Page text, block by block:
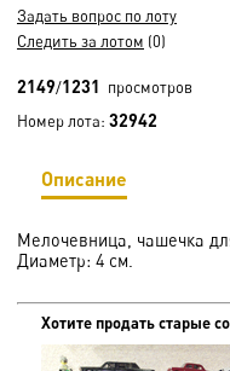
Задать вопрос по лоту
Следить за лотом (0)
2149/1231 просмотров
Номер лота: 32942
Описание
Мелочевница, чашечка
Диаметр: 4 см.
Хотите продать старые